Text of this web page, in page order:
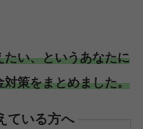
い、というあなたに
策をまとめました。
ている方へ